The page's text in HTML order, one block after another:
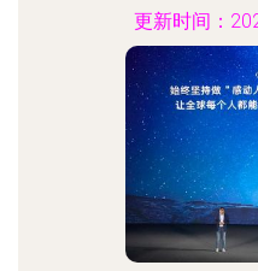
更新时间：